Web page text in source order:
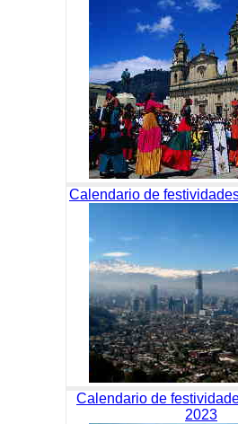
Calendario de
Calendario de
2023